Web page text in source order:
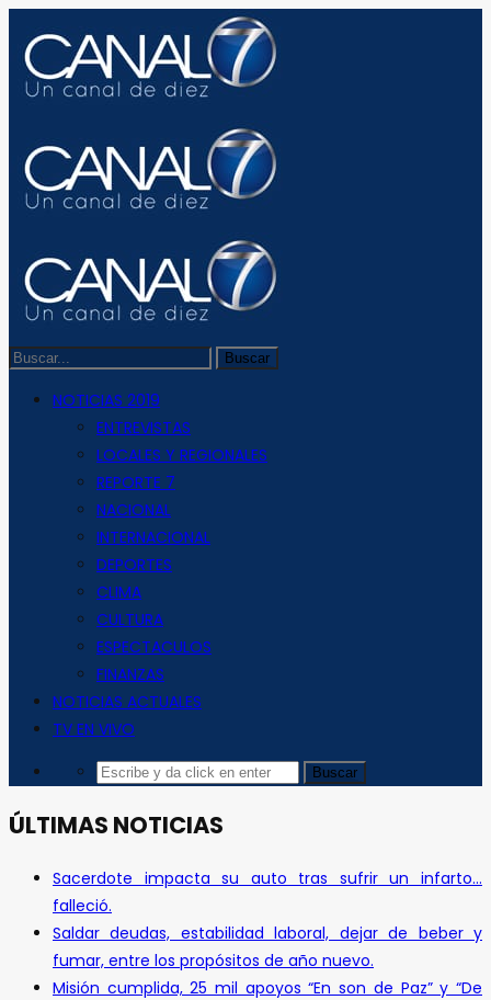
NOTICIAS 2019
ENTREVISTAS
LOCALES Y REGIONALES
REPORTE 7
NACIONAL
INTERNACIONAL
DEPORTES
CLIMA
CULTURA
ESPECTACULOS
FINANZAS
NOTICIAS ACTUALES
TV EN VIVO
ÚLTIMAS NOTICIAS
Sacerdote impacta su auto tras sufrir un infarto…
falleció.
Saldar deudas, estabilidad laboral, dejar de beber y
fumar, entre los propósitos de año nuevo.
Misión cumplida, 25 mil apoyos “En son de Paz” y “De